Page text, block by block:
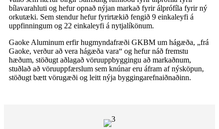
bílavarahluti og hefur opnað nýjan markað fyrir álprófíla fyrir ný
orkutæki. Sem stendur hefur fyrirtækið fengið 9 einkaleyfi á
uppfinningum og 22 einkaleyfi á nytjalíkönum.
Gaoke Aluminum erfir hugmyndafræði GKBM um hágæða, „frá
Gaoke, verður að vera hágæða vara“ og hefur náð fremstu
hæðum, stöðugt aðlagað vöruuppbyggingu að markaðnum,
stuðlað að vöruuppfærslum sem knúnar eru áfram af nýsköpun,
stöðugt bætt vörugæði og leitt nýja byggingarefnaiðnaðinn.